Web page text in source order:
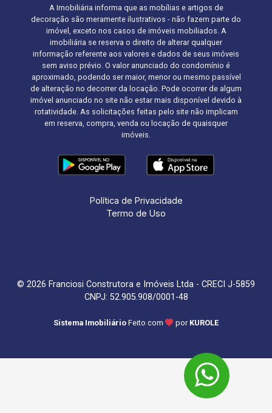
A Imobiliária informa que as mobílias e artigos de
decoração são meramente ilustrativos - não fazem parte do
imóvel, exceto nos casos de imóveis mobiliados. A
imobiliária se reserva o direito de alterar qualquer
informação referente aos valores e dados de seus imóveis
sem aviso prévio. O valor anunciado do condomínio é
aproximado, podendo ser maior, menor ou mesmo passível
de alteração no decorrer da locação. Pode ocorrer de algum
imóvel anunciado no site não estar mais disponível devido à
rotatividade. As solicitações feitas pelo site não implicam
em reserva, compra, venda ou locação de quaisquer
imóveis.
Política de Privacidade
Termo de Uso
© 2026 Franciosi Construtora e Imóveis Ltda - CRECI J-5859
CNPJ: 52.905.908/0001-48
Sistema Imobiliário Feito com por KUROLE